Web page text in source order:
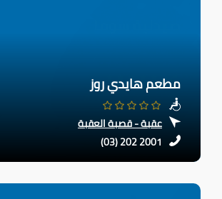
مطعم هايدي روز
عقبة - قصبة العقبة
(03) 202 2001